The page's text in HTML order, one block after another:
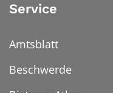
Service
Amtsblatt
Beschwerde